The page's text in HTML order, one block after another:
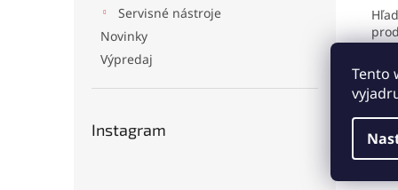
Tento
Servisné nástroje
Novinky
Výpredaj
Instagram